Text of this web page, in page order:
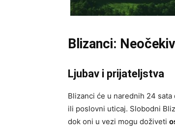
Blizanci:
Ljubav i prijateljstva
Blizanci će u narednih 24 sata
ili poslovni uticaj. Slobodni
dok oni u vezi mogu doživeti